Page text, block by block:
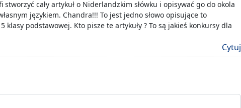
cały artykuł o Niderlandzkim słówku i opisywać go do okola
językiem. Chandra!!! To jest jedno słowo opisujące to
klasy podstawowej. Kto pisze te artykuły ? To są jakieś konkursy dla
Cytuj